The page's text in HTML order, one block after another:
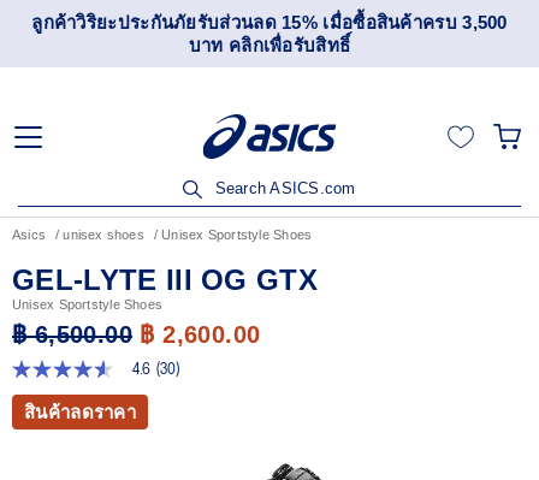
ลูกค้าวิริยะประกันภัยรับส่วนลด 15% เมื่อซื้อสินค้าครบ 3,500
บาท คลิกเพื่อรับสิทธิ์
Search ASICS.com
Asics unisex shoes Unisex Sportstyle Shoes
GEL-LYTE III OG GTX
Unisex Sportstyle Shoes
฿ 6,500.00 ฿ 2,600.00
4.6
จาก
ดาว
4.6 (30)
สินค้าลดราคา